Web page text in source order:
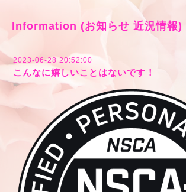
Information (お知らせ 近況情報)
2023-06-28 20:52:00
こんなに嬉しいことはないです！